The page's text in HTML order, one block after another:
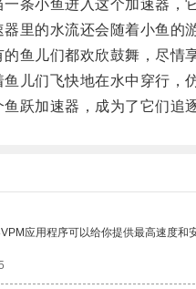
小鱼进入这个加速器，它
的水流还会随着小鱼的游
儿们都欢欣鼓舞，尽情享
们飞快地在水中穿行，仿
加速器，成为了它们追逐
应用程序可以给你提供最高速度和